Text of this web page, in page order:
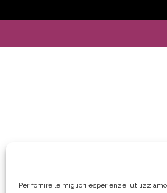
Per fornire le migliori esperienze,